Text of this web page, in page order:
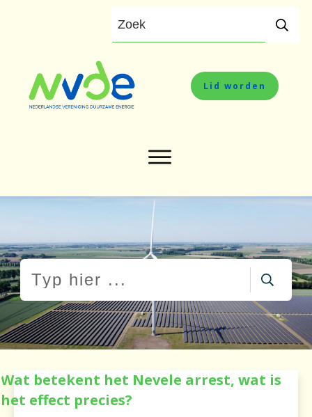
Lid worden
Wat betekent het Nevele arrest, wat is
het effect precies?